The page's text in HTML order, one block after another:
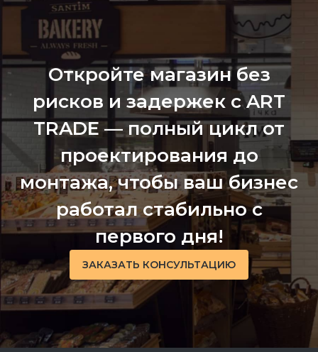
Откройте магазин без
рисков и задержек с ART
TRADE — полный цикл от
проектирования до
монтажа, чтобы ваш бизнес
работал стабильно с
первого дня!
ЗАКАЗАТЬ КОНСУЛЬТАЦИЮ